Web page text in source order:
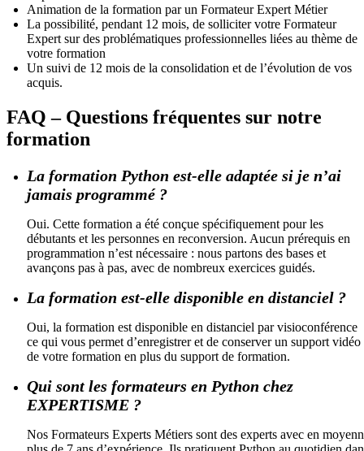
Animation de la formation par un Formateur Expert Métier
La possibilité, pendant 12 mois, de solliciter votre Formateur
Expert sur des problématiques professionnelles liées au thème de
votre formation
Un suivi de 12 mois de la consolidation et de l’évolution de vos
acquis.
FAQ – Questions fréquentes sur notre
formation
La formation Python est-elle adaptée si je n’ai
jamais programmé ?
Oui. Cette formation a été conçue spécifiquement pour les
débutants et les personnes en reconversion. Aucun prérequis en
programmation n’est nécessaire : nous partons des bases et
avançons pas à pas, avec de nombreux exercices guidés.
La formation est-elle disponible en distanciel ?
Oui, la formation est disponible en distanciel par visioconférence
ce qui vous permet d’enregistrer et de conserver un support vidéo
de votre formation en plus du support de formation.
Qui sont les formateurs en Python chez
EXPERTISME ?
Nos Formateurs Experts Métiers sont des experts avec en